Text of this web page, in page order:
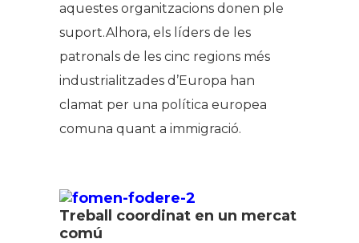
aquestes organitzacions donen ple
suport.Alhora, els líders de les
patronals de les cinc regions més
industrialitzades d’Europa han
clamat per una política europea
comuna quant a immigració.
Treball coordinat en un mercat
comú